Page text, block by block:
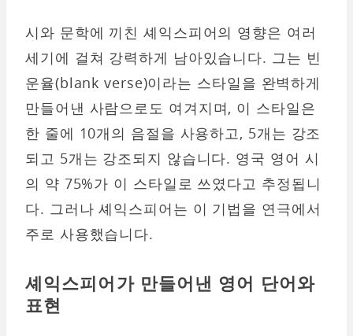
시와 문학에 끼친 셰익스피어의 영향은 여러
세기에 걸쳐 강력하게 남아있습니다. 그는 빈
운율(blank verse)이라는 스타일을 완벽하게
만들어낸 사람으로도 여겨지며, 이 스타일은
한 줄에 10개의 음절을 사용하고, 5개는 강조
되고 5개는 강조되지 않습니다. 영국 영어 시
의 약 75%가 이 스타일로 쓰였다고 추정됩니
다. 그러나 셰익스피어는 이 기법을 연극에서
주로 사용했습니다.
셰익스피어가 만들어낸 영어 단어와
표현